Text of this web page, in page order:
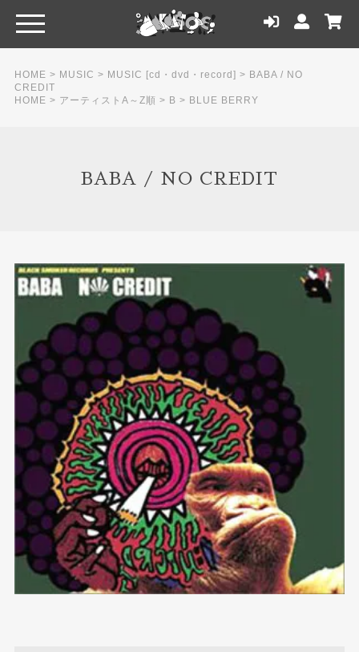
HOME > MUSIC > MUSIC [cd・dvd・record] > BABA / NO
CREDIT
HOME > アーティストA～Z順 > B > BLUE BERRY
BABA / NO CREDIT